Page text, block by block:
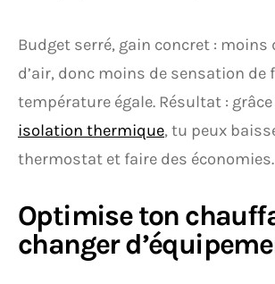
Budget serré, gain concret : moins
d’air, donc moins de sensation de
température égale. Résultat :
isolation thermique, tu peux
thermostat et faire des économies.
Optimise ton
changer